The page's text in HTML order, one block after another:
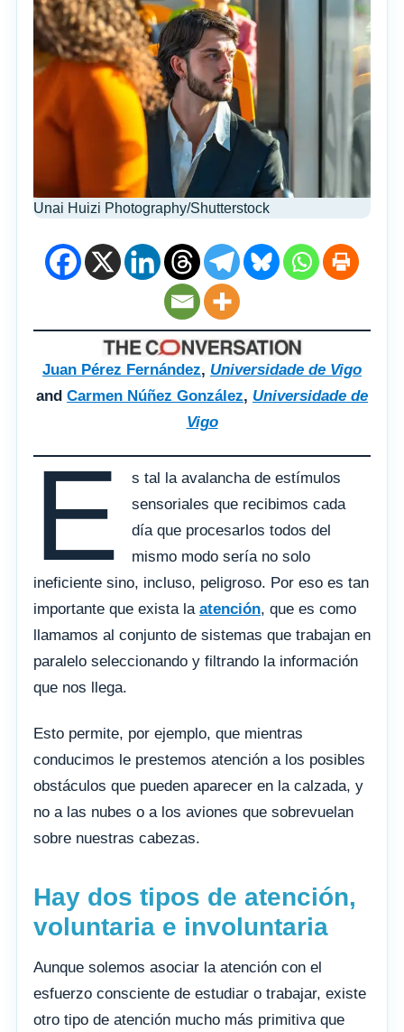
Unai Huizi Photography/Shutterstock
Juan Pérez Fernández, Universidade de Vigo
and Carmen Núñez González, Universidade de
Vigo
E
s tal la avalancha de estímulos
sensoriales que recibimos cada
día que procesarlos todos del
mismo modo sería no solo
ineficiente sino, incluso, peligroso. Por eso es tan
importante que exista la atención, que es como
llamamos al conjunto de sistemas que trabajan en
paralelo seleccionando y filtrando la información
que nos llega.
Esto permite, por ejemplo, que mientras
conducimos le prestemos atención a los posibles
obstáculos que pueden aparecer en la calzada, y
no a las nubes o a los aviones que sobrevuelan
sobre nuestras cabezas.
Hay dos tipos de atención,
voluntaria e involuntaria
Aunque solemos asociar la atención con el
esfuerzo consciente de estudiar o trabajar, existe
otro tipo de atención mucho más primitiva que